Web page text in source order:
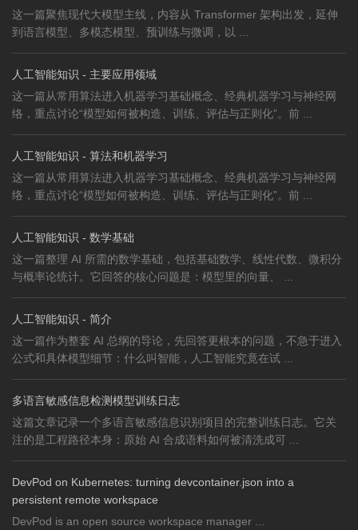
这一篇聚焦现代大模型主线，内容从 Transformer 架构出发，延伸
到语言模型、多模态模型、预训练与微调，以 ...
人工智能知识 - 主要应用领域
这一篇从常用算法进入机器学习基础概念、经典机器学习与神经网
络，重点讨论“模型如何被构造、训练、评估与正则化”。前 ...
人工智能知识 - 算法和机器学习
这一篇从常用算法进入机器学习基础概念、经典机器学习与神经网
络，重点讨论“模型如何被构造、训练、评估与正则化”。前 ...
人工智能知识 - 数学基础
这一篇整理 AI 所需的数学基础，包括基础数学、线性代数、微积分
与概率论统计。它回答的核心问题是：模型里的向量、 ...
人工智能知识 - 简介
这一篇作为整套 AI 总纲的导论，先回答更根本的问题，不急于进入
公式和具体模型细节：什么叫智能，人工智能究竟在试 ...
多语言敏感信息检测模型训练日志
这篇文章记录一个多语言敏感信息识别项目的完整训练日志。它关
注的是工程路径本身：原始 AI 合成语料如何被清洗成可 ...
DevPod on Kubernetes: turning devcontainer.json into a
persistent remote workspace
DevPod is an open source workspace manager ...